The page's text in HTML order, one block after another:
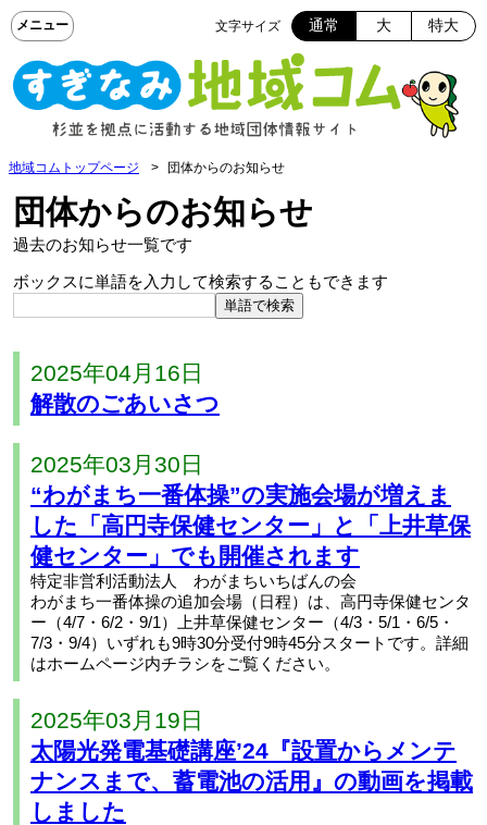
文字サイズ 通常 大 特大
地域コムトップページ 団体からのお知らせ
団体からのお知らせ
過去のお知らせ一覧です
ボックスに単語を入力して検索することもできます
2025年04月16日
解散のごあいさつ
2025年03月30日
“わがまち一番体操”の実施会場が増えま
した「高円寺保健センター」と「上井草保
健センター」でも開催されます
特定非営利活動法人 わがまちいちばんの会
わがまち一番体操の追加会場（日程）は、高円寺保健センタ
ー（4/7・6/2・9/1）上井草保健センター（4/3・5/1・6/5・
7/3・9/4）いずれも9時30分受付9時45分スタートです。詳細
はホームページ内チラシをご覧ください。
2025年03月19日
太陽光発電基礎講座’24『設置からメンテ
ナンスまで、蓄電池の活用』の動画を掲載
しました